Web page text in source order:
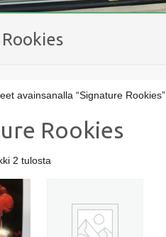
avainsanalla “Signature Rookies”
Rookies
2 tulosta